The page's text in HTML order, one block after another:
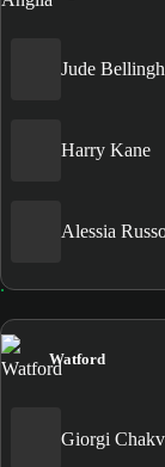
Jude
Harry Kane
Alessia
Watford
Giorgi